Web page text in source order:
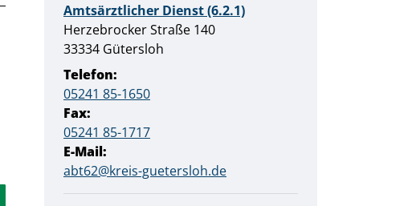
Amtsärztlicher Dienst (6.2.1)
Straße:
Herzebrocker Straße Hausnummer:
140
PLZ:
33334 Ort:
Gütersloh
Telefon:
05241 85-1650
Fax:
05241 85-1717
E-Mail:
abt62@kreis-guetersloh.de